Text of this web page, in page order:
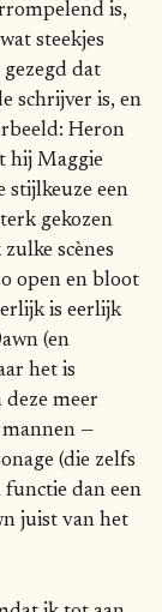
is,
steekjes
dat
schrijver is, en
Heron
hij Maggie
stijlkeuze een
gekozen
scènes
open en bloot
is eerlijk
(en
het is
meer
mannen —
(die zelfs
functie dan een
juist van het